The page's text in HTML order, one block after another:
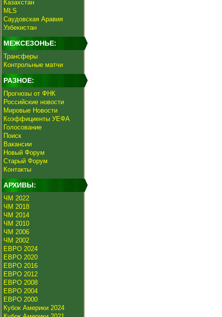
Казахстан
MLS
Саудовская Аравия
Узбекистан
МЕЖСЕЗОНЬЕ:
Трансферы
Контрольные матчи
РАЗНОЕ:
Прогнозы от ФНК
Российские новости
Мировые Новости
Коэффициенты УЕФА
Голосование
Поиск
Вакансии
Новый Форум
Старый Форум
Контакты
АРХИВЫ:
ЧМ 2022
ЧМ 2018
ЧМ 2014
ЧМ 2010
ЧМ 2006
ЧМ 2002
ЕВРО 2024
ЕВРО 2020
ЕВРО 2016
ЕВРО 2012
ЕВРО 2008
ЕВРО 2004
ЕВРО 2000
Кубок Америки 2024